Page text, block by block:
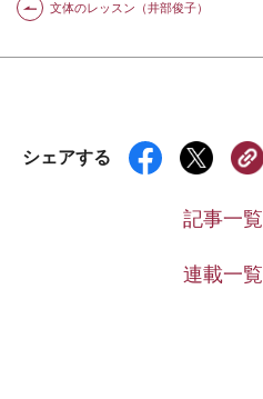
文体のレッスン（井部俊子）
シェアする
記事一覧
連載一覧